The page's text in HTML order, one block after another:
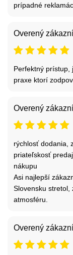
prípadné
Overený
Perfektný prístup,
praxe ktorí
Overený
rýchlosť dodania,
priateľskosť
nákupu
Asi najlepší
Slovensku stretol,
atmosféru.
Overený